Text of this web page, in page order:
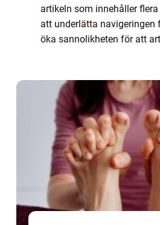
artikeln som innehåller
att underlätta navigeringen
öka sannolikheten för att